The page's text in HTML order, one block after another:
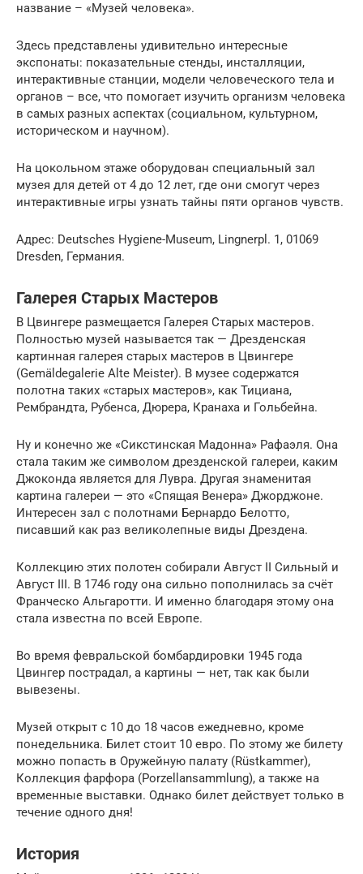
название – «Музей человека».
Здесь представлены удивительно интересные
экспонаты: показательные стенды, инсталляции,
интерактивные станции, модели человеческого тела и
органов – все, что помогает изучить организм человека
в самых разных аспектах (социальном, культурном,
историческом и научном).
На цокольном этаже оборудован специальный зал
музея для детей от 4 до 12 лет, где они смогут через
интерактивные игры узнать тайны пяти органов чувств.
Адрес: Deutsches Hygiene-Museum, Lingnerpl. 1, 01069
Dresden, Германия.
Галерея Старых Мастеров
В Цвингере размещается Галерея Старых мастеров.
Полностью музей называется так — Дрезденская
картинная галерея старых мастеров в Цвингере
(Gemäldegalerie Alte Meister). В музее содержатся
полотна таких «старых мастеров», как Тициана,
Рембрандта, Рубенса, Дюрера, Кранаха и Гольбейна.
Ну и конечно же «Сикстинская Мадонна» Рафаэля. Она
стала таким же символом дрезденской галереи, каким
Джоконда является для Лувра. Другая знаменитая
картина галереи — это «Спящая Венера» Джорджоне.
Интересен зал с полотнами Бернардо Белотто,
писавший как раз великолепные виды Дрездена.
Коллекцию этих полотен собирали Август II Сильный и
Август III. В 1746 году она сильно пополнилась за счёт
Франческо Альгаротти. И именно благодаря этому она
стала известна по всей Европе.
Во время февральской бомбардировки 1945 года
Цвингер пострадал, а картины — нет, так как были
вывезены.
Музей открыт с 10 до 18 часов ежедневно, кроме
понедельника. Билет стоит 10 евро. По этому же билету
можно попасть в Оружейную палату (Rüstkammer),
Коллекция фарфора (Porzellansammlung), а также на
временные выставки. Однако билет действует только в
течение одного дня!
История